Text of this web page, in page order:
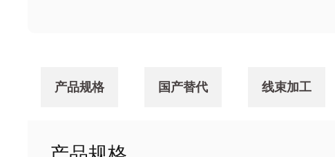
产品规格 国产替代 线束加工